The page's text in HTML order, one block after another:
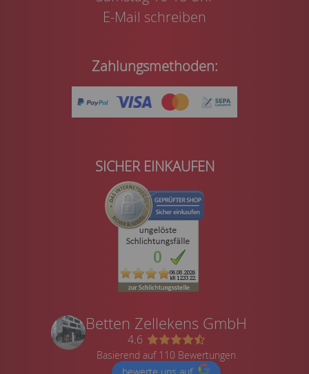
E-Mail schreiben
Zahlungsmethoden:
SICHER EINKAUFEN
Betten Zellekens GmbH
4.6
Basierend auf 110 Bewertungen